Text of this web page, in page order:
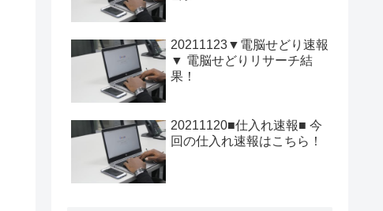
20211123▼電脳せどり速報
▼ 電脳せどりリサーチ結
果！
20211120■仕入れ速報■ 今
回の仕入れ速報はこちら！